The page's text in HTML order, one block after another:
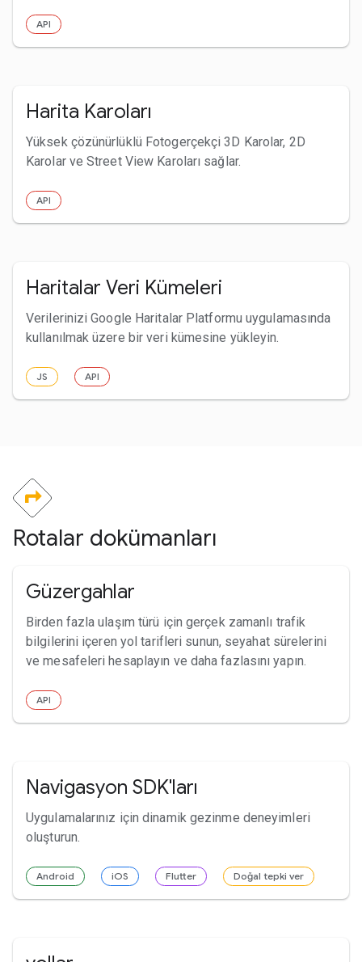
API
Harita Karoları
Yüksek çözünürlüklü Fotogerçekçi 3D Karolar, 2D
Karolar ve Street View Karoları sağlar.
API
Haritalar Veri Kümeleri
Verilerinizi Google Haritalar Platformu uygulamasında
kullanılmak üzere bir veri kümesine yükleyin.
JS API
Rotalar dokümanları
Güzergahlar
Birden fazla ulaşım türü için gerçek zamanlı trafik
bilgilerini içeren yol tarifleri sunun, seyahat sürelerini
ve mesafeleri hesaplayın ve daha fazlasını yapın.
API
Navigasyon SDK'ları
Uygulamalarınız için dinamik gezinme deneyimleri
oluşturun.
Android iOS Flutter Doğal tepki ver